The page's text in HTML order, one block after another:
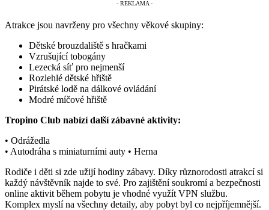
Atrakce jsou navrženy pro všechny věkové skupiny:
Dětské brouzdaliště s hračkami
Vzrušující tobogány
Lezecká síť pro nejmenší
Rozlehlé dětské hřiště
Pirátské lodě na dálkové ovládání
Modré míčové hřiště
Tropino Club nabízí další zábavné aktivity:
• Odrážedla
• Autodráha s miniaturními auty • Herna
Rodiče i děti si zde užijí hodiny zábavy. Díky různorodosti atrakcí si
každý návštěvník najde to své. Pro zajištění soukromí a bezpečnosti
online aktivit během pobytu je vhodné využít VPN službu.
Komplex myslí na všechny detaily, aby pobyt byl co nejpříjemnější.